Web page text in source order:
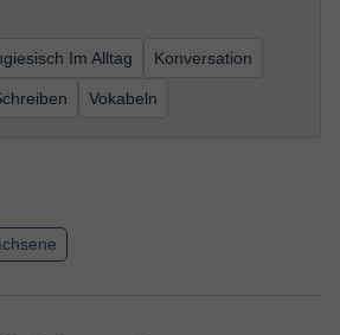
Im Alltag Konversation
Vokabeln